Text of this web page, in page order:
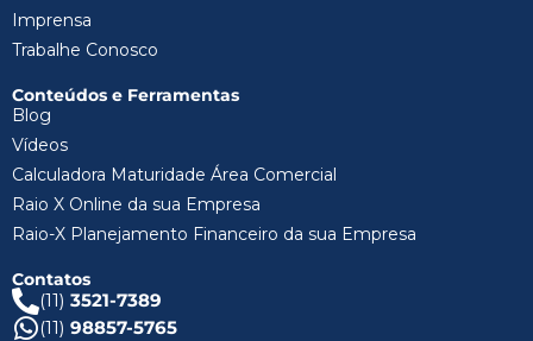
Imprensa
Trabalhe Conosco
Conteúdos e Ferramentas
Blog
Vídeos
Calculadora Maturidade Área Comercial
Raio X Online da sua Empresa
Raio-X Planejamento Financeiro da sua Empresa
Contatos
(11) 3521-7389
(11) 98857-5765